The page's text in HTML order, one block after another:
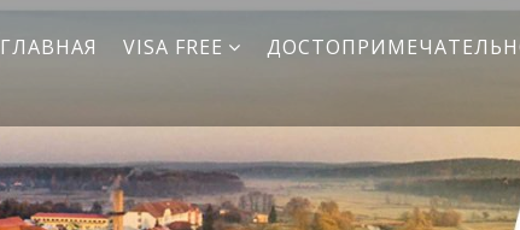
ГЛАВНАЯ VISA FREE